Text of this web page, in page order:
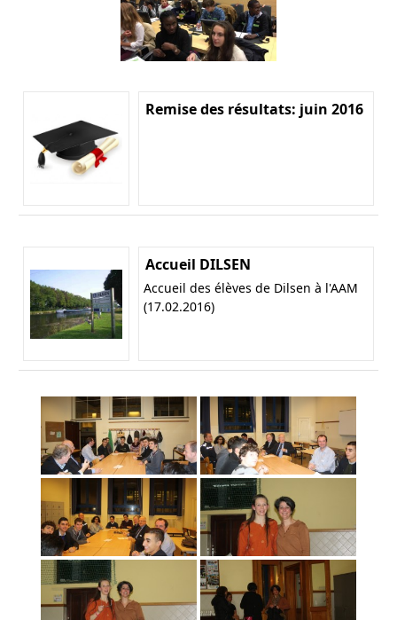
Remise des résultats: juin 2016
Accueil DILSEN
Accueil des élèves de Dilsen à l'AAM
(17.02.2016)